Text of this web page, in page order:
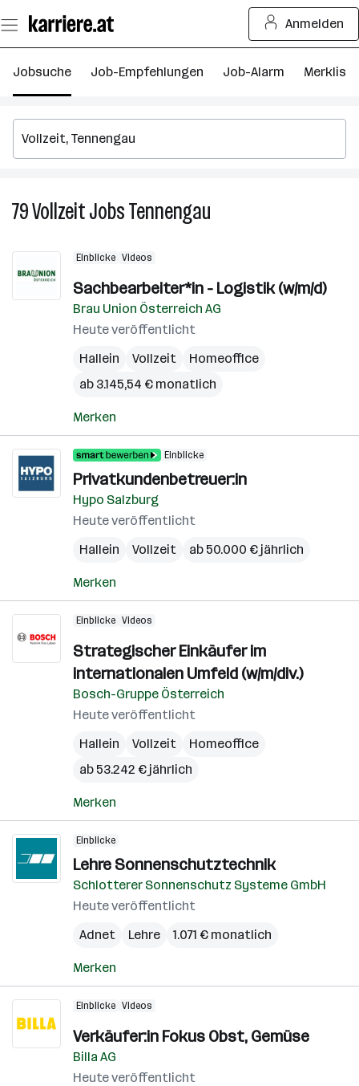
Seiteninhalt
springen
Anmelden
Jobsuche Job-Empfehlungen Job-Alarm Merkliste
79VollzeitJobsTennengau
Tennengau
Einblicke Videos
Sachbearbeiter*in - Logistik (w/m/d)
Brau Union Österreich AG
Heute veröffentlicht
Hallein
Vollzeit
Homeoffice
ab 3.145,54 € monatlich
Merken
Einblicke
Privatkundenbetreuer:in
Hypo Salzburg
Heute veröffentlicht
Hallein
Vollzeit ab 50.000 € jährlich
Merken
Einblicke Videos
Strategischer Einkäufer im
internationalen Umfeld (w/m/div.)
Bosch-Gruppe Österreich
Heute veröffentlicht
Hallein
Vollzeit
Homeoffice
ab 53.242 € jährlich
Merken
Einblicke
Lehre Sonnenschutztechnik
Schlotterer Sonnenschutz Systeme GmbH
Heute veröffentlicht
Adnet
Lehre 1.071 € monatlich
Merken
Einblicke Videos
Verkäufer:in Fokus Obst, Gemüse
Billa AG
Heute veröffentlicht